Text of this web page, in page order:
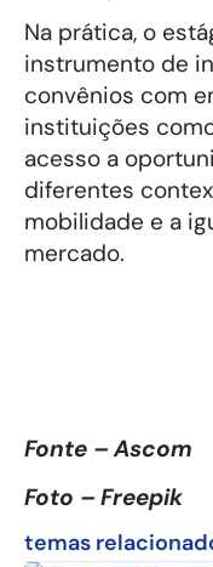
Na prática, o
instrumento de
convênios com
instituições
acesso a
diferentes
mobilidade e a
mercado.
Fonte – Ascom
Foto – Freepik
temas